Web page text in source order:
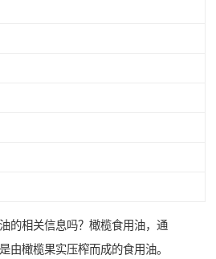
的相关信息吗？橄榄食用油，通
由橄榄果实压榨而成的食用油。